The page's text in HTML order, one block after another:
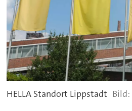
HELLA Standort Lippstadt